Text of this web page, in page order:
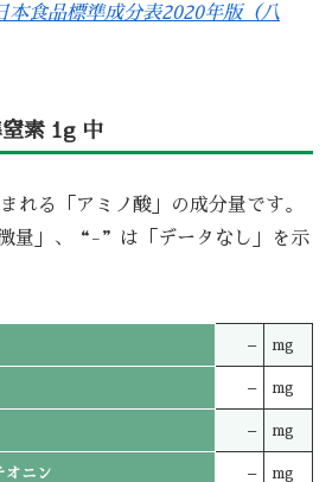
食品標準成分表2020年版（八
窒素 1g 中
れる「アミノ酸」の成分量です。
量」、“-”は「データなし」を示
– mg
– mg
– mg
オニン – mg